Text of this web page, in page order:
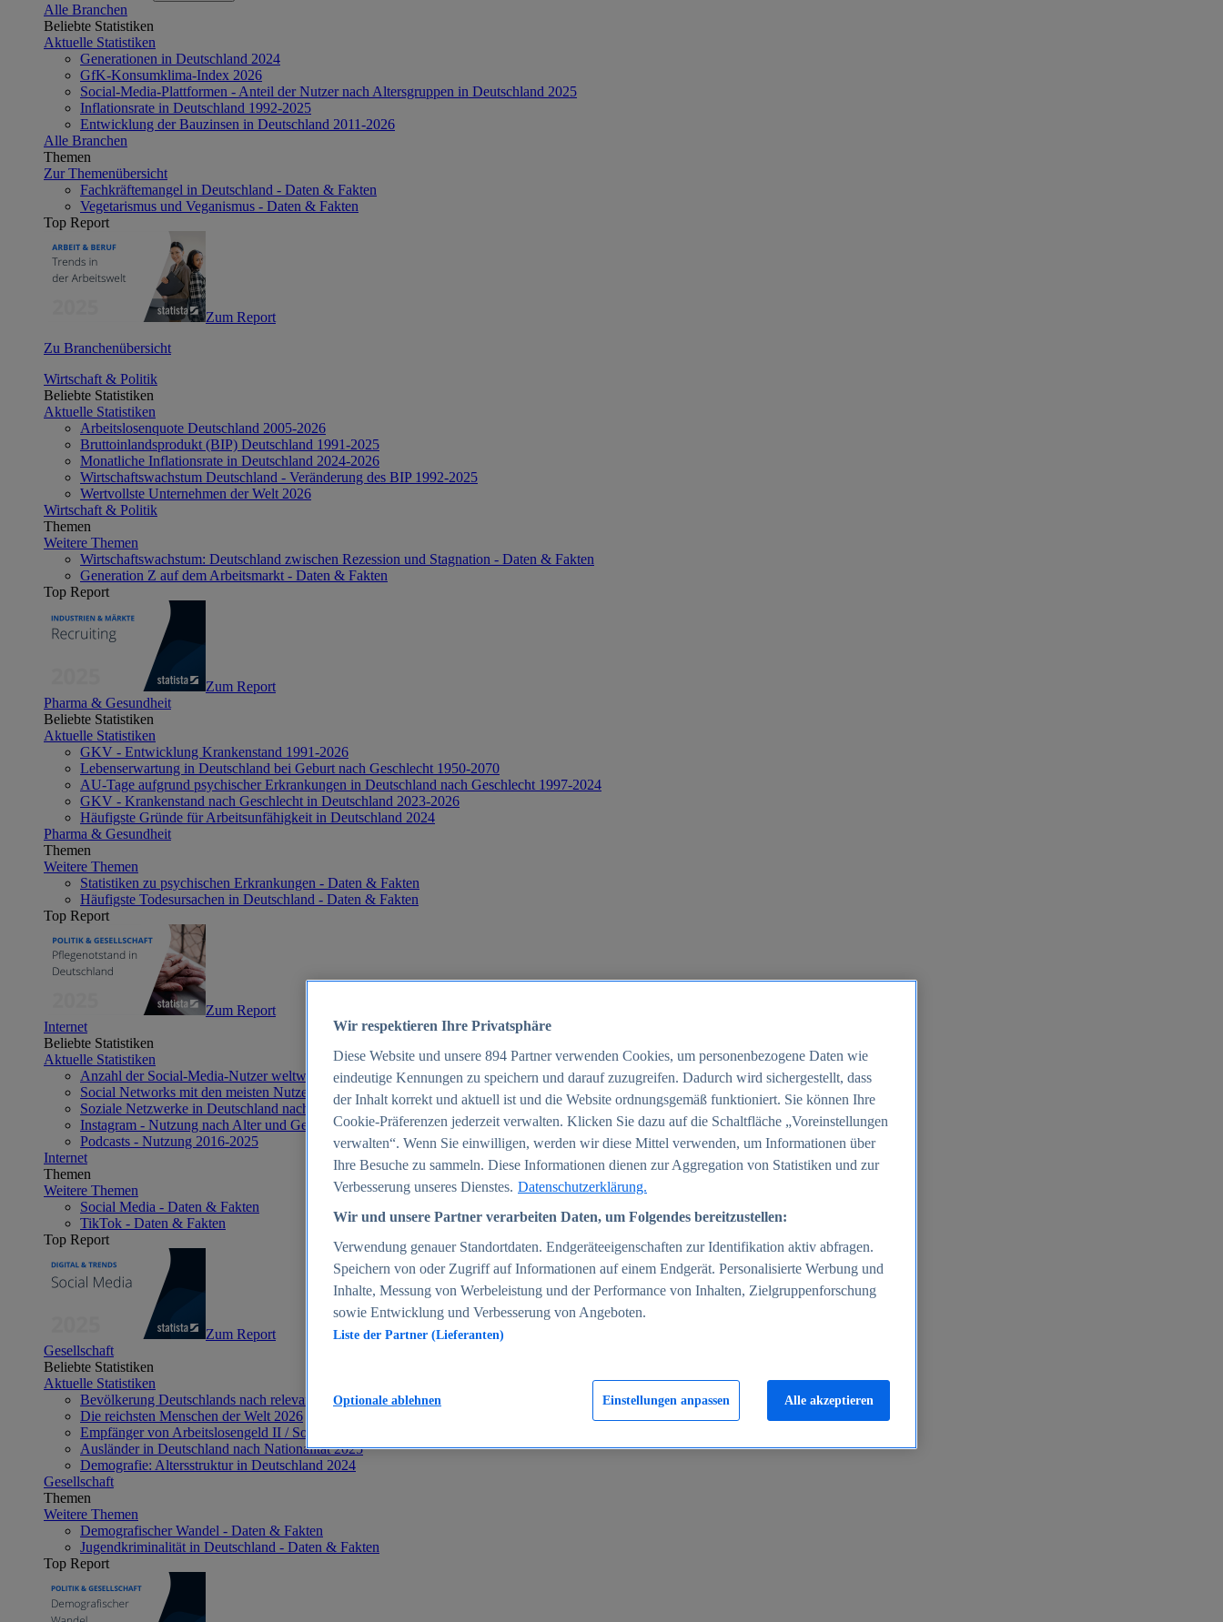
Alle Branchen
Beliebte Statistiken
Aktuelle Statistiken
Generationen in Deutschland 2024
GfK-Konsumklima-Index 2026
Social-Media-Plattformen - Anteil der Nutzer nach Altersgruppen in Deutschland 2025
Inflationsrate in Deutschland 1992-2025
Entwicklung der Bauzinsen in Deutschland 2011-2026
Alle Branchen
Themen
Zur Themenübersicht
Fachkräftemangel in Deutschland - Daten & Fakten
Vegetarismus und Veganismus - Daten & Fakten
Top Report
Zum Report
Zu Branchenübersicht
Wirtschaft & Politik
Beliebte Statistiken
Aktuelle Statistiken
Arbeitslosenquote Deutschland 2005-2026
Bruttoinlandsprodukt (BIP) Deutschland 1991-2025
Monatliche Inflationsrate in Deutschland 2024-2026
Wirtschaftswachstum Deutschland - Veränderung des BIP 1992-2025
Wertvollste Unternehmen der Welt 2026
Wirtschaft & Politik
Themen
Weitere Themen
Wirtschaftswachstum: Deutschland zwischen Rezession und Stagnation - Daten & Fakten
Generation Z auf dem Arbeitsmarkt - Daten & Fakten
Top Report
Zum Report
Pharma & Gesundheit
Beliebte Statistiken
Aktuelle Statistiken
GKV - Entwicklung Krankenstand 1991-2026
Lebenserwartung in Deutschland bei Geburt nach Geschlecht 1950-2070
AU-Tage aufgrund psychischer Erkrankungen in Deutschland nach Geschlecht 1997-2024
GKV - Krankenstand nach Geschlecht in Deutschland 2023-2026
Häufigste Gründe für Arbeitsunfähigkeit in Deutschland 2024
Pharma & Gesundheit
Themen
Weitere Themen
Statistiken zu psychischen Erkrankungen - Daten & Fakten
Häufigste Todesursachen in Deutschland - Daten & Fakten
Top Report
Zum Report
Internet
Beliebte Statistiken
Aktuelle Statistiken
Anzahl der Social-Media-Nutzer weltweit 2012-2025
Social Networks mit den meisten Nutzern weltweit 2025
Soziale Netzwerke in Deutschland nach Generationen 2025
Instagram - Nutzung nach Alter und Geschlecht in Deutschland 2025
Podcasts - Nutzung 2016-2025
Internet
Themen
Weitere Themen
Social Media - Daten & Fakten
TikTok - Daten & Fakten
Top Report
Zum Report
Gesellschaft
Beliebte Statistiken
Aktuelle Statistiken
Bevölkerung Deutschlands nach relevanten Altersgruppen 2024
Die reichsten Menschen der Welt 2026
Empfänger von Arbeitslosengeld II / Sozialgeld / Bürgergeld in Deutschland 2005-2025
Ausländer in Deutschland nach Nationalität 2025
Demografie: Altersstruktur in Deutschland 2024
Gesellschaft
Themen
Weitere Themen
Demografischer Wandel - Daten & Fakten
Jugendkriminalität in Deutschland - Daten & Fakten
Top Report
Wir respektieren Ihre Privatsphäre
Diese Website und unsere 894 Partner verwenden Cookies, um personenbezogene Daten wie
eindeutige Kennungen zu speichern und darauf zuzugreifen. Dadurch wird sichergestellt, dass
der Inhalt korrekt und aktuell ist und die Website ordnungsgemäß funktioniert. Sie können Ihre
Cookie-Präferenzen jederzeit verwalten. Klicken Sie dazu auf die Schaltfläche „Voreinstellungen
verwalten“. Wenn Sie einwilligen, werden wir diese Mittel verwenden, um Informationen über
Ihre Besuche zu sammeln. Diese Informationen dienen zur Aggregation von Statistiken und zur
Verbesserung unseres Dienstes. Datenschutzerklärung.
Wir und unsere Partner verarbeiten Daten, um Folgendes bereitzustellen:
Verwendung genauer Standortdaten. Endgeräteeigenschaften zur Identifikation aktiv abfragen.
Speichern von oder Zugriff auf Informationen auf einem Endgerät. Personalisierte Werbung und
Inhalte, Messung von Werbeleistung und der Performance von Inhalten, Zielgruppenforschung
sowie Entwicklung und Verbesserung von Angeboten.
Liste der Partner (Lieferanten)
Einstellungen anpassen
Optionale ablehnen Alle akzeptieren